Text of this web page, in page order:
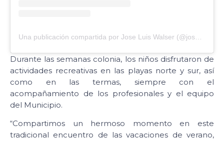
Durante las semanas colonia, los niños disfrutaron de
actividades recreativas en las playas norte y sur, así
como en las termas, siempre con el
acompañamiento de los profesionales y el equipo
del Municipio.
“Compartimos un hermoso momento en este
tradicional encuentro de las vacaciones de verano,